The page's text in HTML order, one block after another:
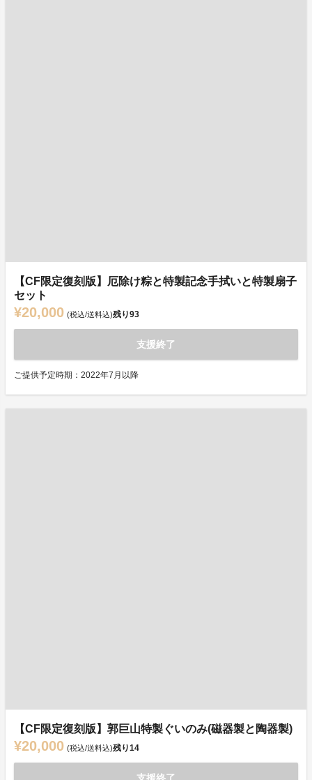
【CF限定復刻版】厄除け粽と特製記念手拭いと特製扇子
セット
¥20,000 (税込/送料込)残り93
支援終了
ご提供予定時期：2022年7月以降
【CF限定復刻版】郭巨山特製ぐいのみ(磁器製と陶器製)
¥20,000 (税込/送料込)残り14